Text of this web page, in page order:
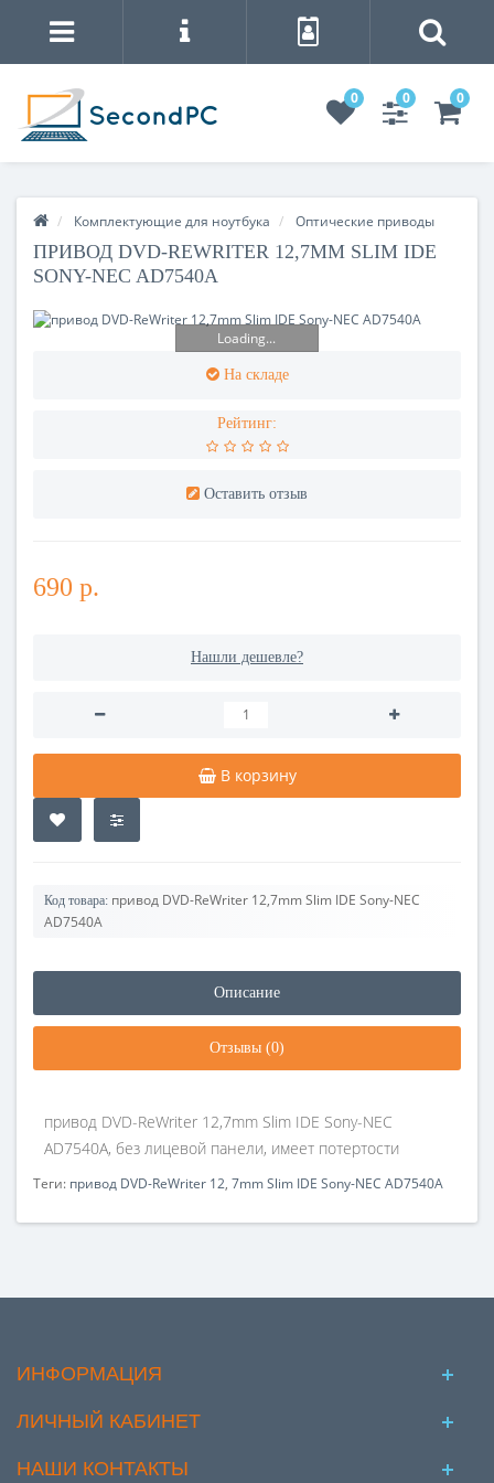
0 0 0
Комплектующие для ноутбука Оптические приводы
ПРИВОД DVD-REWRITER 12,7MM SLIM IDE
SONY-NEC AD7540A
Loading...
На складе
Рейтинг:
Оставить отзыв
690 р.
Нашли дешевле?
В корзину
Код товара: привод DVD-ReWriter 12,7mm Slim IDE Sony-NEC
AD7540A
Описание
Отзывы (0)
привод DVD-ReWriter 12,7mm Slim IDE Sony-NEC
AD7540A, без лицевой панели, имеет потертости
Теги: привод DVD-ReWriter 12, 7mm Slim IDE Sony-NEC AD7540A
ИНФОРМАЦИЯ
ЛИЧНЫЙ КАБИНЕТ
НАШИ КОНТАКТЫ